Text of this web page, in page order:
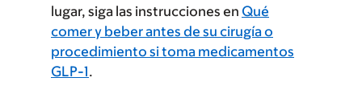
lugar, siga las instrucciones en Qué
comer y beber antes de su cirugía o
procedimiento si toma medicamentos
GLP-1.